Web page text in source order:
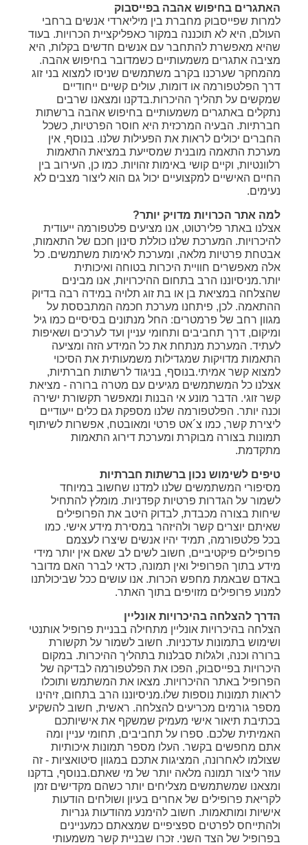
האתגרים בחיפוש אהבה בפייסבוק
למרות שפייסבוק מחברת בין מיליארדי אנשים ברחבי
העולם, היא לא תוכננה במקור כאפליקציית הכרויות. בעוד
שהיא מאפשרת להתחבר עם אנשים חדשים בקלות, היא
מציבה אתגרים משמעותיים כשמדובר בחיפוש אהבה.
מהמחקר שערכנו בקרב משתמשים שניסו למצוא בני זוג
דרך הפלטפורמה או דומות, עולים קשיים ייחודיים
שמקשים על תהליך ההיכרות.בדקנו ומצאנו שרבים
נתקלים באתגרים משמעותיים בחיפוש אהבה ברשתות
חברתיות. הבעיה המרכזית היא חוסר הפרטיות, כשכל
החברים יכולים לראות את הפעילות שלנו. בנוסף, אין
מערכת התאמה מובנית שמסייעת במציאת התאמות
רלוונטיות, וקיים קושי באימות זהויות. כמו כן, העירוב בין
החיים האישיים למקצועיים יכול גם הוא ליצור מצבים לא
נעימים.
למה אתר הכרויות מדויק יותר?
אצלנו באתר פלירטוט, אנו מציעים פלטפורמה ייעודית
להיכרויות. המערכת שלנו כוללת סינון חכם של התאמות,
אבטחת פרטיות מלאה, ומערכת לאימות משתמשים. כל
אלה מאפשרים חוויית היכרות בטוחה ואיכותית
יותר.מניסיוננו הרב בתחום ההיכרויות, אנו מבינים
שהצלחה במציאת בן או בת זוג תלויה במידה רבה בדיוק
ההתאמה. לכן, פיתחנו מערכת חכמה המתבססת על
מגוון רחב של פרמטרים: החל מנתונים בסיסיים כמו גיל
ומיקום, דרך תחביבים ותחומי עניין ועד לערכים ושאיפות
לעתיד. המערכת מנתחת את כל המידע הזה ומציעה
התאמות מדויקות שמגדילות משמעותית את הסיכוי
למצוא קשר אמיתי.בנוסף, בניגוד לרשתות חברתיות,
אצלנו כל המשתמשים מגיעים עם מטרה ברורה - מציאת
קשר זוגי. הדבר מונע אי הבנות ומאפשר תקשורת ישירה
וכנה יותר. הפלטפורמה שלנו מספקת גם כלים ייעודיים
ליצירת קשר, כמו צ´אט פרטי ומאובטח, אפשרות לשיתוף
תמונות בצורה מבוקרת ומערכת דירוג התאמות
מתקדמת.
טיפים לשימוש נכון ברשתות חברתיות
מסיפורי המשתמשים שלנו למדנו שחשוב במיוחד
לשמור על הגדרות פרטיות קפדניות. מומלץ להתחיל
שיחות בצורה מכבדת, לבדוק היטב את הפרופילים
שאיתם יוצרים קשר ולהיזהר במסירת מידע אישי. כמו
בכל פלטפורמה, תמיד יהיו אנשים שיצרו לעצמם
פרופילים פיקטיביים, חשוב לשים לב שאם אין יותר מידי
מידע בתוך הפרופיל ואין תמונה, כדאי לברר האם מדובר
באדם שבאמת מחפש הכרות. אנו עושים ככל שביכולתנו
למנוע פרופילים מזויפים בתוך האתר.
הדרך להצלחה בהיכרויות אונליין
הצלחה בהיכרויות אונליין מתחילה בבניית פרופיל אותנטי
ושימוש בתמונות עדכניות. חשוב לשמור על תקשורת
ברורה וכנה, ולגלות סבלנות בתהליך ההיכרות. במקום
היכרויות בפייסבוק, הפכו את הפלטפורמה לבדיקה של
הפרופיל באתר ההיכרויות. מצאו את המשתמש ותוכלו
לראות תמונות נוספות שלו.מניסיוננו הרב בתחום, זיהינו
מספר גורמים מכריעים להצלחה. ראשית, חשוב להשקיע
בכתיבת תיאור אישי מעמיק שמשקף את אישיותכם
האמיתית שלכם. ספרו על תחביבים, תחומי עניין ומה
אתם מחפשים בקשר. העלו מספר תמונות איכותיות
שצולמו לאחרונה, המציגות אתכם במגוון סיטואציות - זה
עוזר ליצור תמונה מלאה יותר של מי שאתם.בנוסף, בדקנו
ומצאנו שמשתמשים מצליחים יותר כשהם מקדישים זמן
לקריאת פרופילים של אחרים בעיון ושולחים הודעות
אישיות ומותאמות. חשוב להימנע מהודעות גנריות
ולהתייחס לפרטים ספציפיים שמצאתם כמעניינים
בפרופיל של הצד השני. זכרו שבניית קשר משמעותי